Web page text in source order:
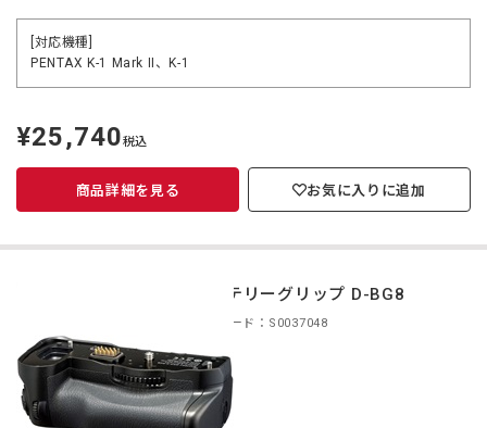
[対応機種]
PENTAX K-1 Mark II、K-1
定
価
¥25,740税込
商品詳細を見る お気に入りに追加
バッテリーグリップ D-BG8
商品コード：S0037048